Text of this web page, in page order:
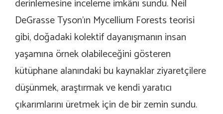
derinlemesine inceleme imkânı sundu. Neil
DeGrasse Tyson’ın Mycellium Foreststeorisi
gibi, doğadaki kolektif dayanışmanın insan
yaşamına örnek olabileceğini gösteren
kütüphane alanındaki bu kaynaklar ziyaretçilere
düşünmek, araştırmak ve kendi yaratıcı
çıkarımlarını üretmek için de bir zemin sundu.